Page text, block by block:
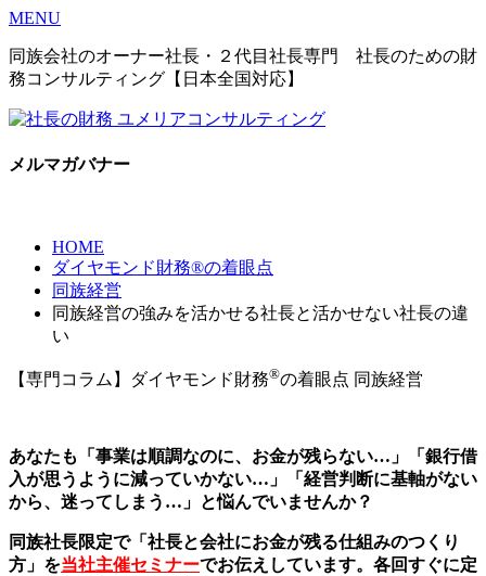
MENU
同族会社のオーナー社長・２代目社長専門 社長のための財
務コンサルティング【日本全国対応】
メルマガバナー
HOME
ダイヤモンド財務®の着眼点
同族経営
同族経営の強みを活かせる社長と活かせない社長の違
い
【専門コラム】ダイヤモンド財務®の着眼点 同族経営
あなたも「事業は順調なのに、お金が残らない…」「銀行借
入が思うように減っていかない…」「経営判断に基軸がない
から、迷ってしまう…」と悩んでいませんか？
同族社長限定で「社長と会社にお金が残る仕組みのつくり
方」を当社主催セミナーでお伝えしています。各回すぐに定